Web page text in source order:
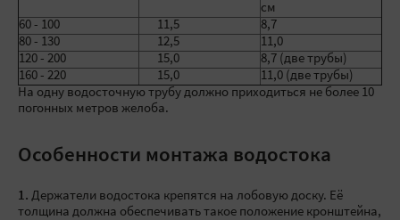
см
60 - 100
11,5
8,7
80 - 130
12,5
11,0
120 - 200
15,0
8,7 (две трубы)
160 - 220
15,0
11,0 (две трубы)
На одну водосточную трубу должно приходиться не более 10
погонных метров желоба.
Особенности монтажа водостока
1. Держатели водостока крепятся на лобовую доску. Её
толщина должна обеспечивать такое положение кронштейна,